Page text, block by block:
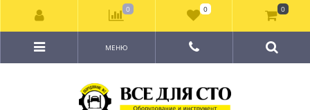
МЕНЮ
0 0 0